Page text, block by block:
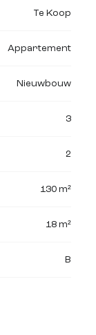
Te Koop
Appartement
Nieuwbouw
3
2
130 m²
18 m²
B